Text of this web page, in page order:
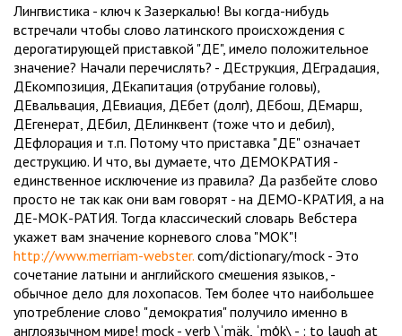
Лингвистика - ключ к Зазеркалью! Вы когда-нибудь
встречали чтобы слово латинского происхождения с
дерогатирующей приставкой "ДЕ", имело положительное
значение? Начали перечислять? - ДЕструкция, ДЕградация,
ДЕкомпозиция, ДЕкапитация (отрубание головы),
ДЕвальвация, ДЕвиация, ДЕбет (долг), ДЕбош, ДЕмарш,
ДЕгенерат, ДЕбил, ДЕлинквент (тоже что и дебил),
ДЕфлорация и т.п. Потому что приставка "ДЕ" означает
деструкцию. И что, вы думаете, что ДЕМОКРАТИЯ -
единственное исключение из правила? Да разбейте слово
просто не так как они вам говорят - на ДЕМО-КРАТИЯ, а на
ДЕ-МОК-РАТИЯ. Тогда классический словарь Вебстера
укажет вам значение корневого слова "МОК"!
http://www.merriam-webster. com/dictionary/mock - Это
сочетание латыни и английского смешения языков, -
обычное дело для лохопасов. Тем более что наибольшее
употребление слово "демократия" получило именно в
англоязычном мире! mock - verb \ˈmäk, ˈmȯk\ - : to laugh at